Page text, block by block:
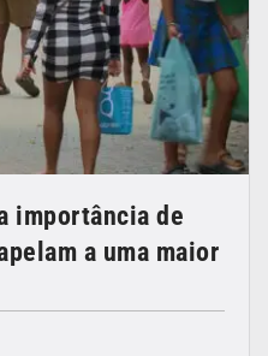
importância de
a uma maior